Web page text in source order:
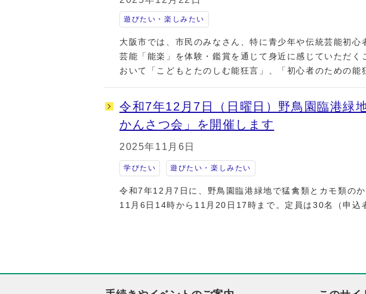
遊びたい・楽しみたい
大阪市では、市民のみなさん、特に青少年や伝統芸能初心
芸能「能楽」を体験・鑑賞を通じて身近に感じていただく
おいて「こどもとたのしむ能狂言」、「初心者のための能
令和7年12月7日（日曜日）野鳥園臨港緑
かんさつ会」を開催します
2025年11月6日
学びたい 遊びたい・楽しみたい
令和7年12月7日に、野鳥園臨港緑地で猛禽類とカモ類の
11月6日14時から11月20日17時まで。定員は30名（申込